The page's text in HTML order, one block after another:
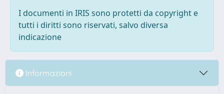
I documenti in IRIS sono protetti da copyright e
tutti i diritti sono riservati, salvo diversa
indicazione
Informazioni